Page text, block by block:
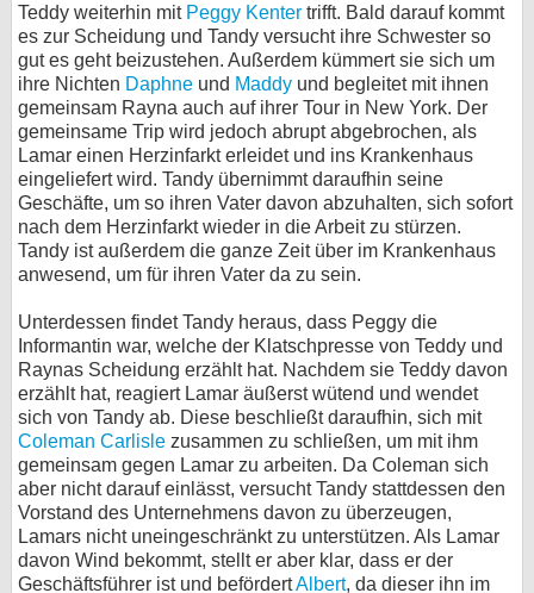
Teddy weiterhin mit Peggy Kenter trifft. Bald darauf kommt
es zur Scheidung und Tandy versucht ihre Schwester so
gut es geht beizustehen. Außerdem kümmert sie sich um
ihre Nichten Daphne und Maddy und begleitet mit ihnen
gemeinsam Rayna auch auf ihrer Tour in New York. Der
gemeinsame Trip wird jedoch abrupt abgebrochen, als
Lamar einen Herzinfarkt erleidet und ins Krankenhaus
eingeliefert wird. Tandy übernimmt daraufhin seine
Geschäfte, um so ihren Vater davon abzuhalten, sich sofort
nach dem Herzinfarkt wieder in die Arbeit zu stürzen.
Tandy ist außerdem die ganze Zeit über im Krankenhaus
anwesend, um für ihren Vater da zu sein.
Unterdessen findet Tandy heraus, dass Peggy die
Informantin war, welche der Klatschpresse von Teddy und
Raynas Scheidung erzählt hat. Nachdem sie Teddy davon
erzählt hat, reagiert Lamar äußerst wütend und wendet
sich von Tandy ab. Diese beschließt daraufhin, sich mit
Coleman Carlisle zusammen zu schließen, um mit ihm
gemeinsam gegen Lamar zu arbeiten. Da Coleman sich
aber nicht darauf einlässt, versucht Tandy stattdessen den
Vorstand des Unternehmens davon zu überzeugen,
Lamars nicht uneingeschränkt zu unterstützen. Als Lamar
davon Wind bekommt, stellt er aber klar, dass er der
Geschäftsführer ist und befördertAlbert, da dieser ihn im